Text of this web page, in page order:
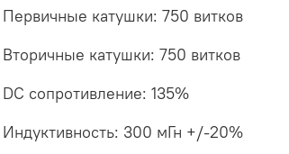
Первичные катушки: 750 витков
Вторичные катушки: 750 витков
DC сопротивление: 135%
Индуктивность: 300 мГн +/-20%